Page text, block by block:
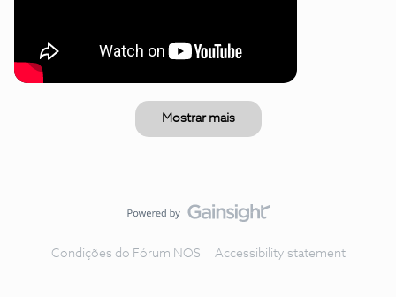
Mostrar mais
Condições do Fórum NOS Accessibility statement